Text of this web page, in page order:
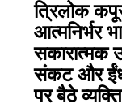
त्रिलोक
आत्मनिर्भर
सकारात्मक
संकट और
पर बैठे